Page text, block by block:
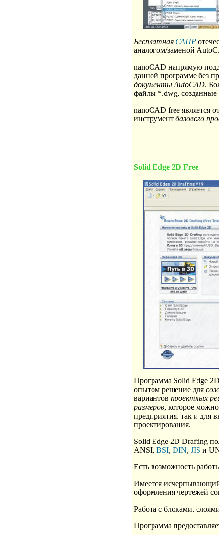
Бесплатная САПР
аналогом/заменой
nanoCAD напрямую
данной программе без
документы AutoCAD.
файлы *.dwg, созданные
nanoCAD free является
инструмент базового
Solid Edge 2D Free
Программа Solid Edge
опытом решение для
вариантов проектных
размеров, которое
предприятия, так и для
проектирования.
Solid Edge 2D Drafting
ANSI, BSI, DIN, JIS и
Есть возможность
Имеется
оформления чертежей
Работа с блоками,
Программа